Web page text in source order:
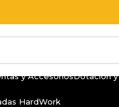
y AccesoriosDotación
HardWork